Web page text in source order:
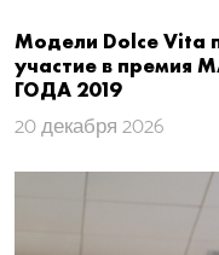
Модели Dolce Vita
участие в премия
ГОДА 2019
20 декабря 2026